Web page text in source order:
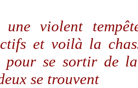
une violent
et voilà la
pour se sortir de
se trouvent